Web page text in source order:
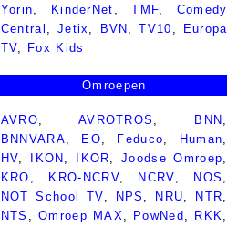
Yorin
KinderNet ,TMF
Comedy
Central
Jetix BVN ,TV10
Europa
TV
Fox Kids
Omroepen
AVRO, AVROTROS , BNN ,
BNNVARA, EO, Feduco, Human,
HV, IKON , IKOR,Joodse Omroep,
KRO , KRO-NCRV, NCRV, NOS ,
NOT School TV, NPS , NRU, NTR,
NTS ,Omroep MAX, PowNed , RKK,